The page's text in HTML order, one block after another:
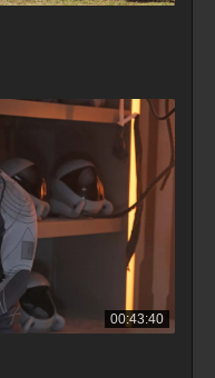
00:43:40